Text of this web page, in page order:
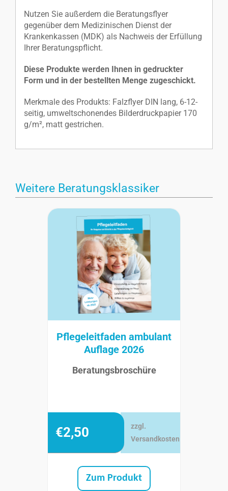
Nutzen Sie außerdem die Beratungsflyer
gegenüber dem Medizinischen Dienst der
Krankenkassen (MDK) als Nachweis der Erfüllung
Ihrer Beratungspflicht.
Diese Produkte werden Ihnen in gedruckter
Form und in der bestellten Menge zugeschickt.
Merkmale des Produkts: Falzflyer DIN lang, 6-12-
seitig, umweltschonendes Bilderdruckpapier 170
g/m², matt gestrichen.
Weitere Beratungsklassiker
Pflegeleitfaden ambulant
Auflage 2026
Beratungsbroschüre
€2,50
zzgl.
Versandkosten
Zum Produkt